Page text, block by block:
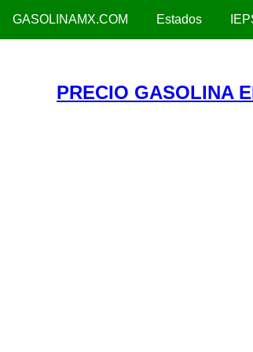
GASOLINAMX.COM Estados
PRECIO GASOLINA